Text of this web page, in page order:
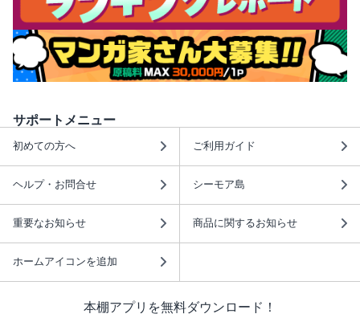
サポートメニュー
初めての方へ ご利用ガイド
ヘルプ・お問合せ シーモア島
重要なお知らせ 商品に関するお知らせ
ホームアイコンを追加
本棚アプリを無料ダウンロード！